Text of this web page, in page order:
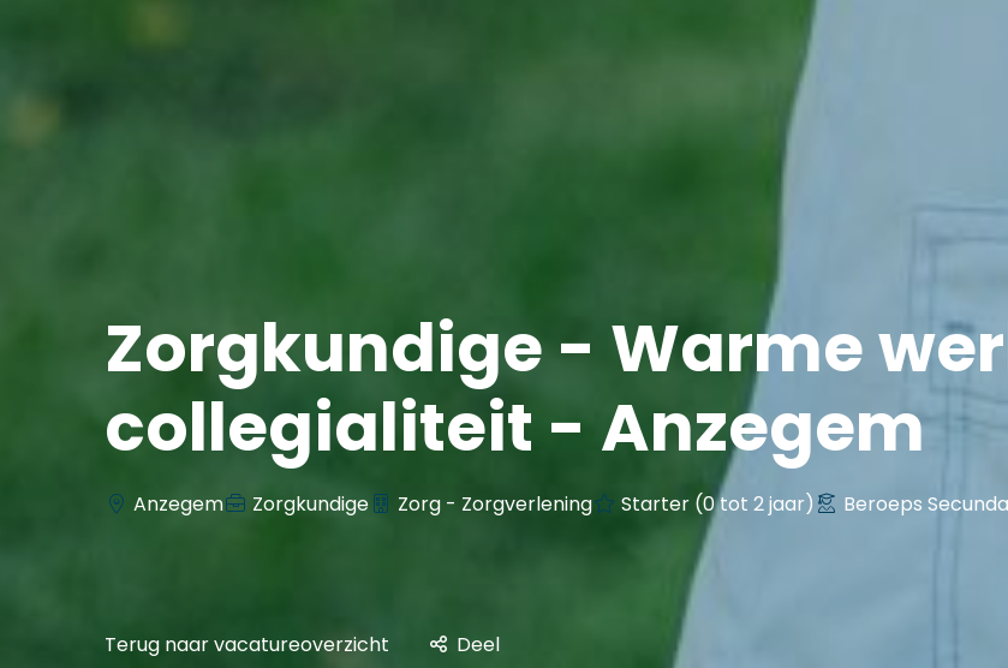
Zorgkundige - Warme
collegialiteit - Anzegem
Anzegem Zorgkundige Zorg - Zorgverlening Starter (0 tot 2 jaar) Beroeps
Terug naar vacatureoverzicht Deel